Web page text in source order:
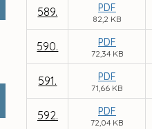
589. PDF
82,2 KB
590. PDF
72,34 KB
591. PDF
71,66 KB
592. PDF
72,04 KB